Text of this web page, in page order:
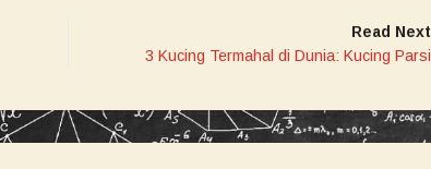
Read Next
3 Kucing Termahal di Dunia: Kucing Parsi